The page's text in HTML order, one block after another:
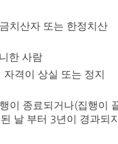
치산자 또는 한정치산
한 사람
격이 상실 또는 정지
이 종료되거나(집행이
날 부터 3년이 경과되